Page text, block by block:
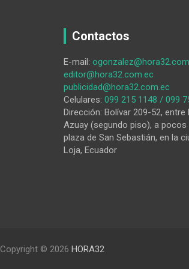
Contactos
E-mail:
editor@hora32.com.ec
publicidad@hora32.com.ec
Celulares: 099 215 1148 / 099
Dirección: Bolívar 209-52, entre
Azuay (segundo piso), a
plaza de San Sebastián, en la
Loja, Ecuador
Copyright © 2026 HORA32